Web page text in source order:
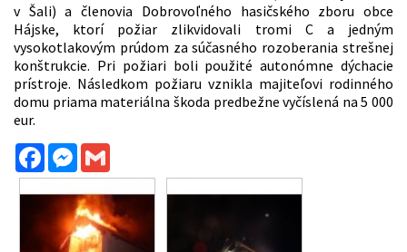
v Šali) a členovia Dobrovoľného hasičského zboru obce
Hájske, ktorí požiar zlikvidovali tromi C a jedným
vysokotlakovým prúdom za súčasného rozoberania strešnej
konštrukcie. Pri požiari boli použité autonómne dýchacie
prístroje. Následkom požiaru vznikla majiteľovi rodinného
domu priama materiálna škoda predbežne vyčíslená na 5 000
eur.
FacebookMessenger